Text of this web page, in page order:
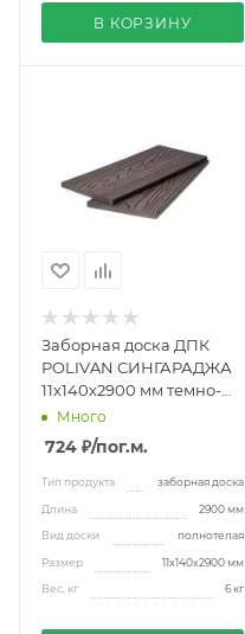
В КОРЗИНУ
Заборная доска ДПК
POLIVAN СИНГАРАДЖА
11х140х2900 мм темно-
коричневый
Много
724 ₽/пог.м.
Тип продукта заборная доска
Длина 2900 мм
Вид доски полнотелая
Размер 11х140х2900 мм
Вес, кг 6 кг